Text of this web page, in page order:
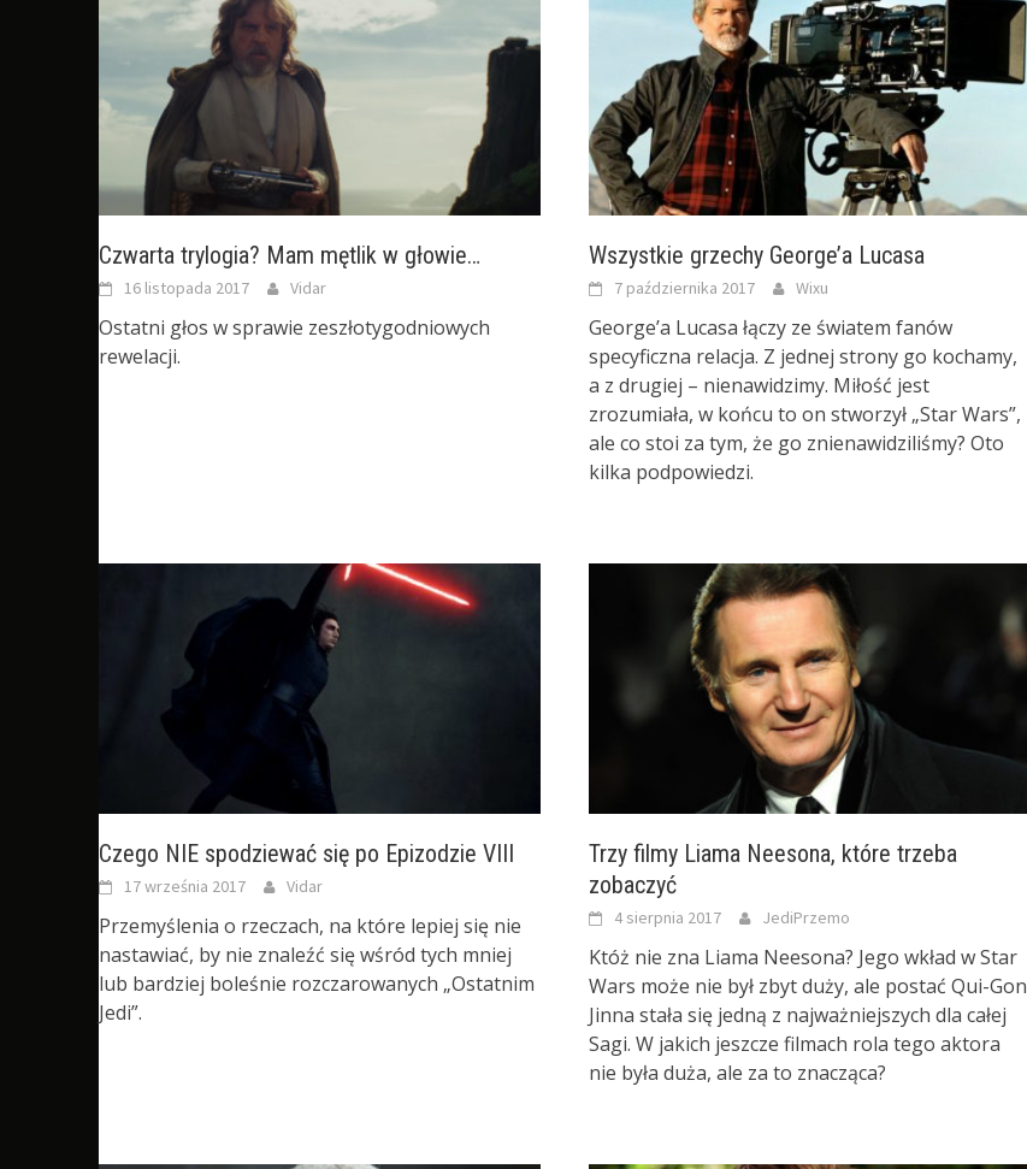
Czwarta trylogia? Mam mętlik w głowie…
16 listopada 2017 Vidar
Ostatni głos w sprawie zeszłotygodniowych
rewelacji.
Wszystkie grzechy George’a Lucasa
7 października 2017 Wixu
George’a Lucasa łączy ze światem fanów
specyficzna relacja. Z jednej strony go kochamy,
a z drugiej – nienawidzimy. Miłość jest
zrozumiała, w końcu to on stworzył „Star Wars”,
ale co stoi za tym, że go znienawidziliśmy? Oto
kilka podpowiedzi.
Czego NIE spodziewać się po Epizodzie VIII
17 września 2017 Vidar
Przemyślenia o rzeczach, na które lepiej się nie
nastawiać, by nie znaleźć się wśród tych mniej
lub bardziej boleśnie rozczarowanych „Ostatnim
Jedi”.
Trzy filmy Liama Neesona, które trzeba
zobaczyć
4 sierpnia 2017 JediPrzemo
Któż nie zna Liama Neesona? Jego wkład w Star
Wars może nie był zbyt duży, ale postać Qui-Gon
Jinna stała się jedną z najważniejszych dla całej
Sagi. W jakich jeszcze filmach rola tego aktora
nie była duża, ale za to znacząca?